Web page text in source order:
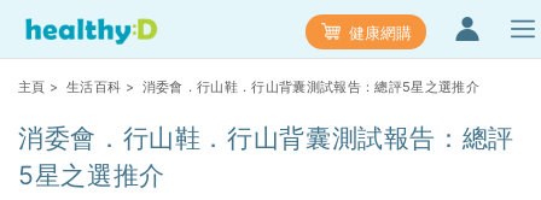
健康網購
主頁 > 生活百科 > 消委會．行山鞋．行山背囊測試報告：總評5星之選推介
消委會．行山鞋．行山背囊測試報告：總評
5星之選推介